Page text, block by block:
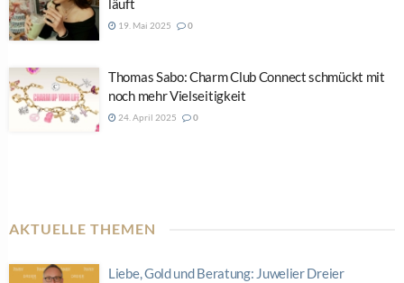
läuft
19. Mai 2025 0
Thomas Sabo: Charm Club Connect schmückt mit
noch mehr Vielseitigkeit
24. April 2025 0
AKTUELLE THEMEN
Liebe, Gold und Beratung: Juwelier Dreier